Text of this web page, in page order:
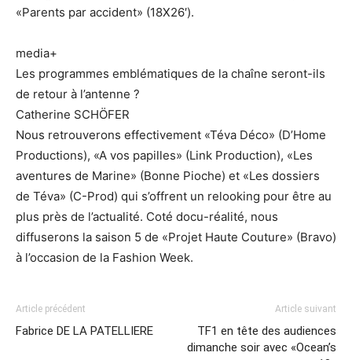
«Parents par accident» (18X26′).
media+
Les programmes emblématiques de la chaîne seront-ils
de retour à l’antenne ?
Catherine SCHÖFER
Nous retrouverons effectivement «Téva Déco» (D’Home
Productions), «A vos papilles» (Link Production), «Les
aventures de Marine» (Bonne Pioche) et «Les dossiers
de Téva» (C-Prod) qui s’offrent un relooking pour être au
plus près de l’actualité. Coté docu-réalité, nous
diffuserons la saison 5 de «Projet Haute Couture» (Bravo)
à l’occasion de la Fashion Week.
Article précédent
Fabrice DE LA PATELLIERE
Article suivant
TF1 en tête des audiences
dimanche soir avec «Ocean’s